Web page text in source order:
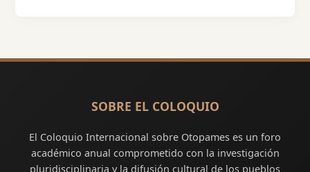
SOBRE EL COLOQUIO
El Coloquio Internacional sobre Otopames es un foro
académico anual comprometido con la investigación
pluridisciplinaria y la difusión cultural de los pueblos